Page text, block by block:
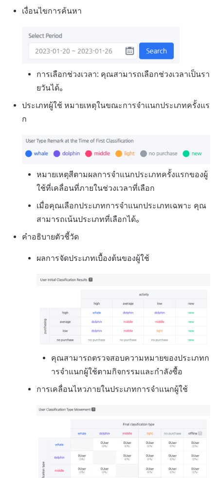
เงื่อนไขการค้นหา
การเลือกช่วงเวลา: คุณสามารถเลือกช่วงเวลาเป็นรา
ยวันได้。
ประเภทผู้ใช้ หมายเหตุในขณะการจำแนกประเภทครั้งแร
ก
หมายเหตุสีตามผลการจำแนกประเภทครั้งแรกของผู้
ใช้ที่เคลื่อนที่ภายในช่วงเวลาที่เลือก
เมื่อคุณเลือกประเภทการจำแนกประเภทเฉพาะ คุณ
สามารถเน้นประเภทที่เลือกได้。
คำอธิบายตัวชี้วัด
ผลการจัดประเภทเบื้องต้นของผู้ใช้
คุณสามารถตรวจสอบความหมายของประเภทก
ารจำแนกผู้ใช้ตามกิจกรรมและกำลังซื้อ
การเคลื่อนไหวภายในประเภทการจำแนกผู้ใช้